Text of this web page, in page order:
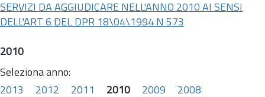
SERVIZI DA AGGIUDICARE NELL'ANNO 2010 AI SENSI
DELL'ART 6 DEL DPR 18\04\1994 N 573
2010
Seleziona anno:
2013
2012 2011 2010 2009 2008